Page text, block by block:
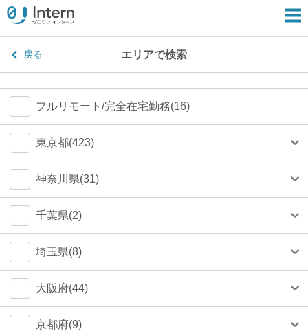
戻る エリアで検索
フルリモート/完全在宅勤務(16)
東京都(423)
港区(79)
渋谷区(75)
新宿区(67)
千代田区(54)
中央区(50)
神奈川県(31)
横浜市(23)
川崎市(4)
鎌倉市(1)
大和市(0)
千葉県(2)
船橋市(0)
千葉市(0)
埼玉県(8)
さいたま市(4)
大阪府(44)
大阪市(39)
京都府(9)